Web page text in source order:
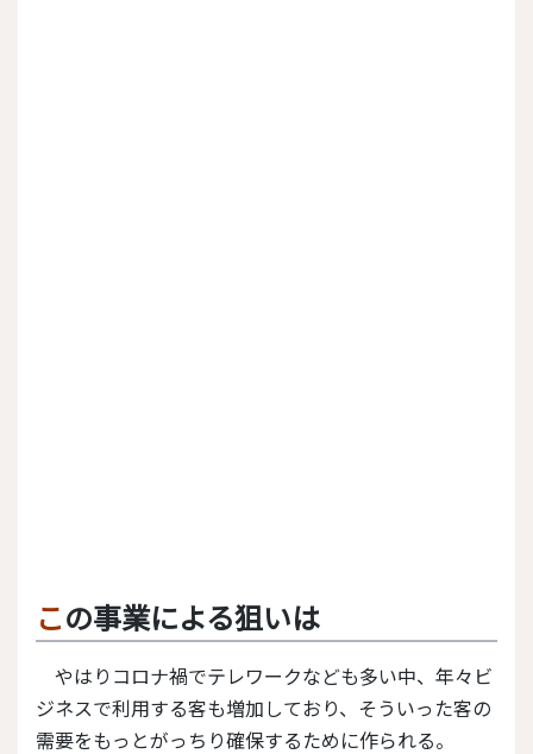
この事業による狙いは
やはりコロナ禍でテレワークなども多い中、年々ビ
ジネスで利用する客も増加しており、そういった客の
需要をもっとがっちり確保するために作られる。